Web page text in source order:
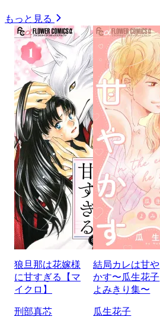
もっと見る
狼旦那は花嫁様
に甘すぎる【マ
イクロ】
刑部真芯
結局カレは甘や
かす〜瓜生花子
よみきり集〜
瓜生花子